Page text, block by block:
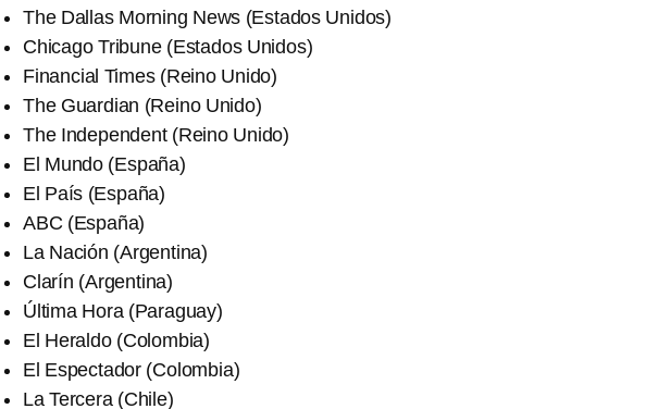
The Dallas Morning News (Estados Unidos)
Chicago Tribune (Estados Unidos)
Financial Times (Reino Unido)
The Guardian (Reino Unido)
The Independent (Reino Unido)
El Mundo (España)
El País (España)
ABC (España)
La Nación (Argentina)
Clarín (Argentina)
Última Hora (Paraguay)
El Heraldo (Colombia)
El Espectador (Colombia)
La Tercera (Chile)